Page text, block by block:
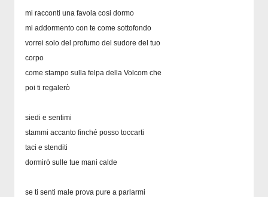
mi racconti una favola cosi dormo
mi addormento con te come sottofondo
vorrei solo del profumo del sudore del tuo
corpo
come stampo sulla felpa della Volcom che
poi ti regalerò
siedi e sentimi
stammi accanto finché posso toccarti
taci e stenditi
dormirò sulle tue mani calde
se ti senti male prova pure a parlarmi